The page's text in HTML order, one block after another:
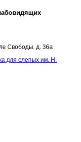
Свободы. д. 36а